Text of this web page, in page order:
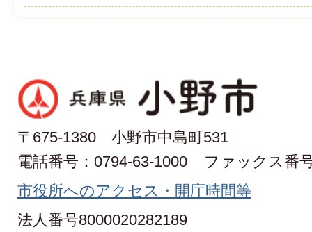
〒675-1380 小野市中島町531
電話番号：0794-63-1000
ファックス番
市役所へのアクセス・開庁時間等
法人番号8000020282189